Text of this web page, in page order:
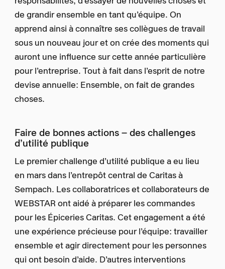
de grandir ensemble en tant qu’équipe. On
apprend ainsi à connaître ses collègues de travail
sous un nouveau jour et on crée des moments qui
auront une influence sur cette année particulière
pour l’entreprise. Tout à fait dans l’esprit de notre
devise annuelle: Ensemble, on fait de grandes
choses.
Faire de bonnes actions – des challenges
d’utilité publique
Le premier challenge d’utilité publique a eu lieu
en mars dans l’entrepôt central de Caritas à
Sempach. Les collaboratrices et collaborateurs de
WEBSTAR ont aidé à préparer les commandes
pour les Épiceries Caritas. Cet engagement a été
une expérience précieuse pour l’équipe: travailler
ensemble et agir directement pour les personnes
qui ont besoin d’aide. D’autres interventions